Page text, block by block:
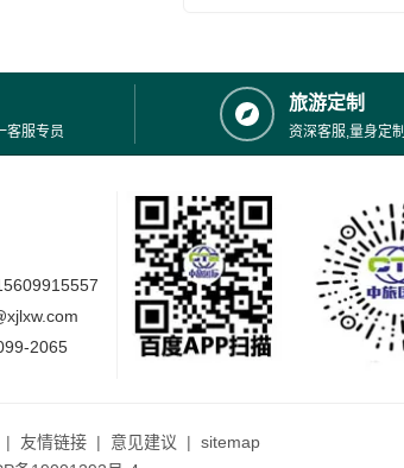
客服专员
旅游定制
资深客服,量身定制
2065
| 友情链接 | 意见建议 | sitemap